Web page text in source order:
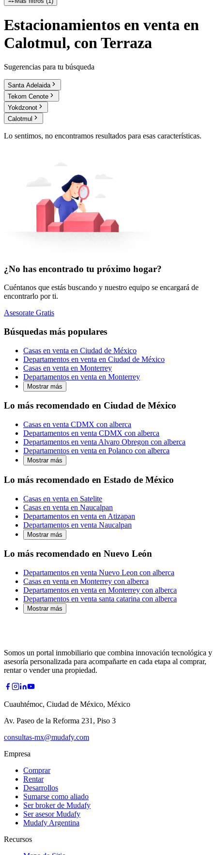
Estacionamientos en venta en
Calotmul, con Terraza
Sugerencias para tu búsqueda
Santa Adelaida
Tekom Cenote
Yokdzonot
Calotmul
Lo sentimos, no encontramos resultados para esas características.
¿No has encontrado tu próximo hogar?
Cuéntanos que estás buscando y nuestro equipo se encargará de
encontrarlo por ti.
Asesorate Gratis
Búsquedas más populares
Casas en venta en Ciudad de México
Departamentos en venta en Ciudad de México
Casas en venta en Monterrey
Departamentos en venta en Monterrey
Mostrar más
Lo más recomendado en Ciudad de México
Casas en venta CDMX con alberca
Departamentos en venta CDMX con alberca
Departamentos en venta Alvaro Obregon con alberca
Departamentos en venta en Polanco con alberca
Mostrar más
Lo más recomendado en Estado de México
Casas en venta en Satelite
Casas en venta en Naucalpan
Departamentos en venta en Atizapan
Departamentos en venta Naucalpan
Mostrar más
Lo más recomendado en Nuevo León
Departamentos en venta Nuevo Leon con alberca
Casas en venta en Monterrey con alberca
Departamentos en venta en Monterrey con alberca
Departamentos en venta santa catarina con alberca
Mostrar más
Somos un portal inmobiliario que combina innovación tecnológica y
asesoría personalizada para acompañarte en cada etapa al comprar,
rentar o vender una propiedad.
Cuauhtémoc, Ciudad de México, México
Av. Paseo de la Reforma 231, Piso 3
consultas-mx@mudafy.com
Empresa
Comprar
Rentar
Desarrollos
Sumarse como aliado
Ser broker de Mudafy
Ser asesor Mudafy
Mudafy Argentina
Recursos